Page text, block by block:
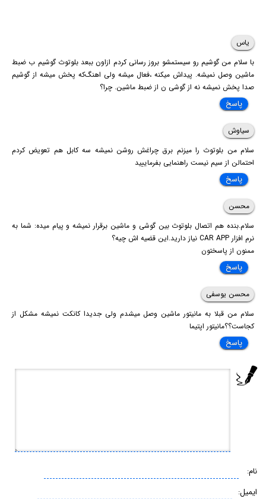
یاس
با سلام من گوشیم رو سیستمشو بروز رسانی کردم ازاون ببعد بلوتوث گوشیم ب ضبط
ماشین وصل نمیشه. پیداش میکنه ،فعال میشه ولی اهنگ‌که پخش میشه از گوشیم
صدا پخش نمیشه نه از گوشی ن از ضبط ماشین. چرا؟
پاسخ
سیاوش
سلام من بلوتوث را میزنم برق چراغش روشن نمیشه سه کابل هم تعویض کردم
احتمالن از سیم نیست راهنمایی بفرماییید
پاسخ
محسن
سلام.بنده هم اتصال بلوتوث بین گوشی و ماشین برقرار نمیشه و پیام میده: شما به
نرم افزار CAR APP نیاز دارید.این قضیه اش چیه؟
ممنون از پاسختون
پاسخ
محسن یوسفی
سلام من قبلا به مانیتور ماشین وصل میشدم ولی جدیدا کانکت نمیشه مشکل از
کجاست؟؟مانیتور اپتیما
پاسخ
نام:
ایمیل: